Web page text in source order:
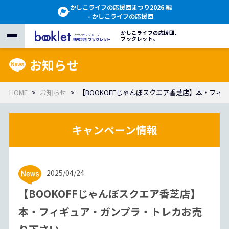
かしこライフの応援団まつり2026 編
- かしこライフの応援団
かしこライフの応援団、
ブックレット。
お知らせ
HOME お知らせ 【BOOKOFFじゃんぼスクエア香芝店】本・フ
2025/04/24
【BOOKOFFじゃんぼスクエア香芝店】
本・フィギュア・ガンプラ・トレカお売